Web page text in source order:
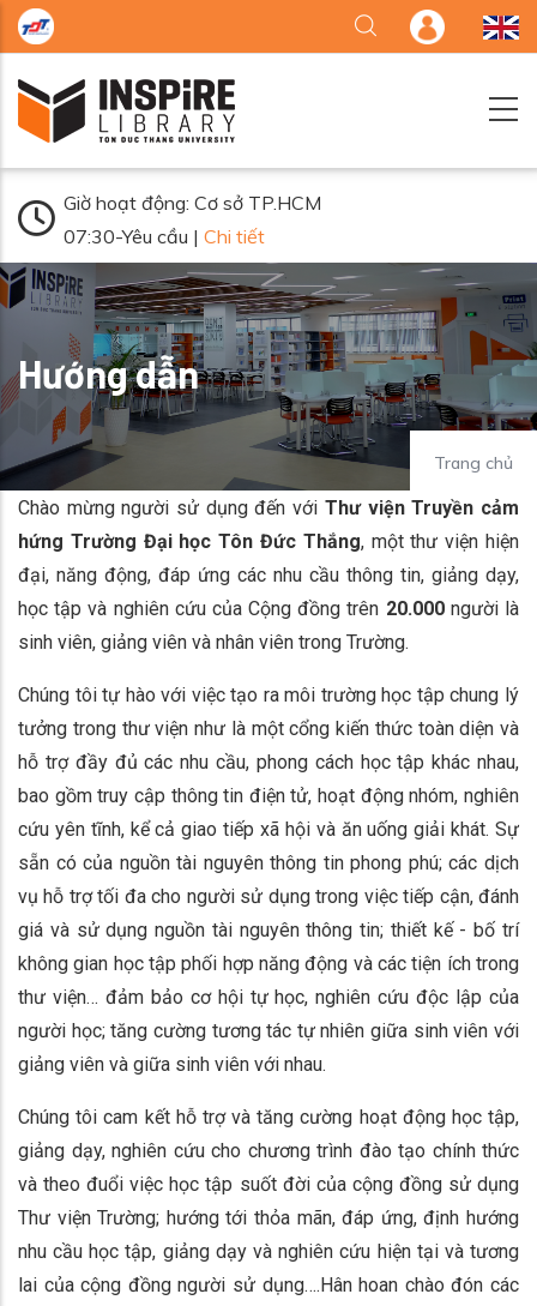
Nhảy đến nội dung
Giờ hoạt động: Cơ sở TP.HCM
07:30-Yêu cầu | Chi tiết
Hướng dẫn
Trang chủ
Chào mừng người sử dụng đến với Thư viện Truyền cảm
hứng Trường Đại học Tôn Đức Thắng, một thư viện hiện
đại, năng động, đáp ứng các nhu cầu thông tin, giảng dạy,
học tập và nghiên cứu của Cộng đồng trên 20.000người là
sinh viên, giảng viên và nhân viên trong Trường.
Chúng tôi tự hào với việc tạo ra môi trường học tập chung lý
tưởng trong thư viện như là một cổng kiến thức toàn diện và
hỗ trợ đầy đủ các nhu cầu, phong cách học tập khác nhau,
bao gồm truy cập thông tin điện tử, hoạt động nhóm, nghiên
cứu yên tĩnh, kể cả giao tiếp xã hội và ăn uống giải khát. Sự
sẵn có của nguồn tài nguyên thông tin phong phú; các dịch
vụ hỗ trợ tối đa cho người sử dụng trong việc tiếp cận, đánh
giá và sử dụng nguồn tài nguyên thông tin; thiết kế - bố trí
không gian học tập phối hợp năng động và các tiện ích trong
thư viện… đảm bảo cơ hội tự học, nghiên cứu độc lập của
người học; tăng cường tương tác tự nhiên giữa sinh viên với
giảng viên và giữa sinh viên với nhau.
Chúng tôi cam kết hỗ trợ và tăng cường hoạt động học tập,
giảng dạy, nghiên cứu cho chương trình đào tạo chính thức
và theo đuổi việc học tập suốt đời của cộng đồng sử dụng
Thư viện Trường; hướng tới thỏa mãn, đáp ứng, định hướng
nhu cầu học tập, giảng dạy và nghiên cứu hiện tại và tương
lai của cộng đồng người sử dụng….Hân hoan chào đón các